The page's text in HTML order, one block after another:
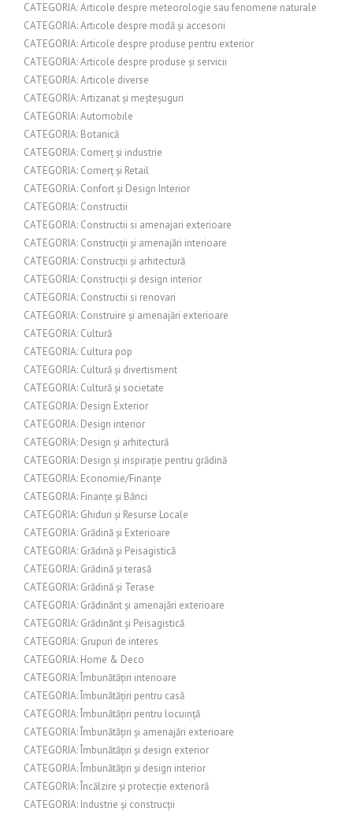
CATEGORIA: Articole despre meteorologie sau fenomene naturale
CATEGORIA: Articole despre modă și accesorii
CATEGORIA: Articole despre produse pentru exterior
CATEGORIA: Articole despre produse și servicii
CATEGORIA: Articole diverse
CATEGORIA: Artizanat și meșteșuguri
CATEGORIA: Automobile
CATEGORIA: Botanică
CATEGORIA: Comerț și industrie
CATEGORIA: Comerț și Retail
CATEGORIA: Confort și Design Interior
CATEGORIA: Constructii
CATEGORIA: Constructii si amenajari exterioare
CATEGORIA: Construcții și amenajări interioare
CATEGORIA: Construcții și arhitectură
CATEGORIA: Construcții și design interior
CATEGORIA: Constructii si renovari
CATEGORIA: Construire și amenajări exterioare
CATEGORIA: Cultură
CATEGORIA: Cultura pop
CATEGORIA: Cultură și divertisment
CATEGORIA: Cultură și societate
CATEGORIA: Design Exterior
CATEGORIA: Design interior
CATEGORIA: Design și arhitectură
CATEGORIA: Design și inspirație pentru grădină
CATEGORIA: Economie/Finanțe
CATEGORIA: Finanțe și Bănci
CATEGORIA: Ghiduri și Resurse Locale
CATEGORIA: Grădină și Exterioare
CATEGORIA: Grădină și Peisagistică
CATEGORIA: Grădină și terasă
CATEGORIA: Grădină și Terase
CATEGORIA: Grădinărit și amenajări exterioare
CATEGORIA: Grădinărit și Peisagistică
CATEGORIA: Grupuri de interes
CATEGORIA: Home & Deco
CATEGORIA: Îmbunătățiri interioare
CATEGORIA: Îmbunătățiri pentru casă
CATEGORIA: Îmbunătățiri pentru locuință
CATEGORIA: Îmbunătățiri și amenajări exterioare
CATEGORIA: Îmbunătățiri și design exterior
CATEGORIA: Îmbunătățiri și design interior
CATEGORIA: Încălzire și protecție exterioră
CATEGORIA: Industrie și construcții